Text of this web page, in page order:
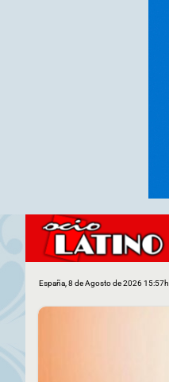
España, 8 de Agosto de 2026 15:57h